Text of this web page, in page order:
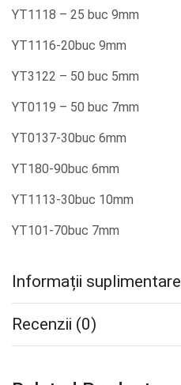
YT1118 – 25 buc 9mm
YT1116-20buc 9mm
YT3122 – 50 buc 5mm
YT0119 – 50 buc 7mm
YT0137-30buc 6mm
YT180-90buc 6mm
YT1113-30buc 10mm
YT101-70buc 7mm
Informații suplimentare
Recenzii (0)